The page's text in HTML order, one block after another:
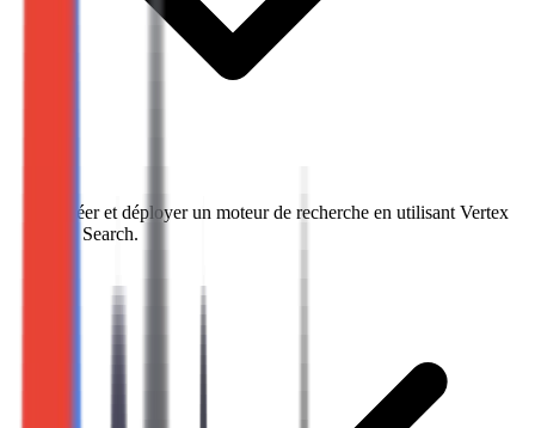
Créer et déployer un moteur de recherche en utilisant Vertex
AI Search.